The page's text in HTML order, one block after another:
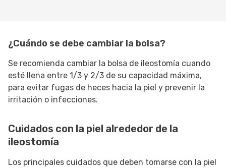
¿Cuándo se debe cambiar la bolsa?
Se recomienda cambiar la bolsa de ileostomía cuando
esté llena entre 1/3 y 2/3 de su capacidad máxima,
para evitar fugas de heces hacia la piel y prevenir la
irritación o infecciones.
Cuidados con la piel alrededor de la
ileostomía
Los principales cuidados que deben tomarse con la piel